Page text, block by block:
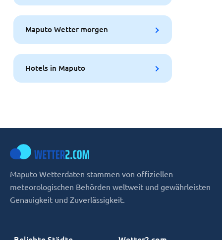
Maputo Wetter morgen
Hotels in Maputo
Maputo Wetterdaten stammen von offiziellen
meteorologischen Behörden weltweit und gewährleisten
Genauigkeit und Zuverlässigkeit.